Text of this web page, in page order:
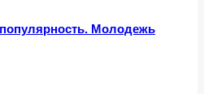
Молодежь